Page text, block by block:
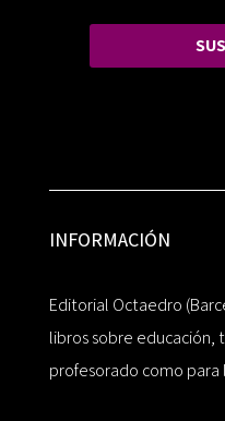
INFORMACIÓN
Editorial Octaedro
libros sobre
profesorado como